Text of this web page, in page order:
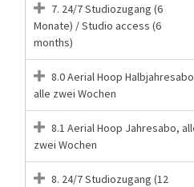
7. 24/7 Studiozugang (6
Monate) / Studio access (6
months)
8.0 Aerial Hoop
alle zwei Wochen
8.1 Aerial Hoop Jahresabo,
zwei Wochen
8. 24/7 Studiozugang (12